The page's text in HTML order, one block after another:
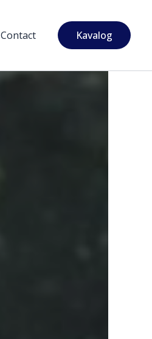
Contact Kavalog